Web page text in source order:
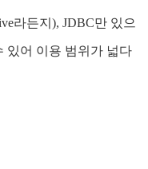
라든지), JDBC만 있으
있어 이용 범위가 넓다